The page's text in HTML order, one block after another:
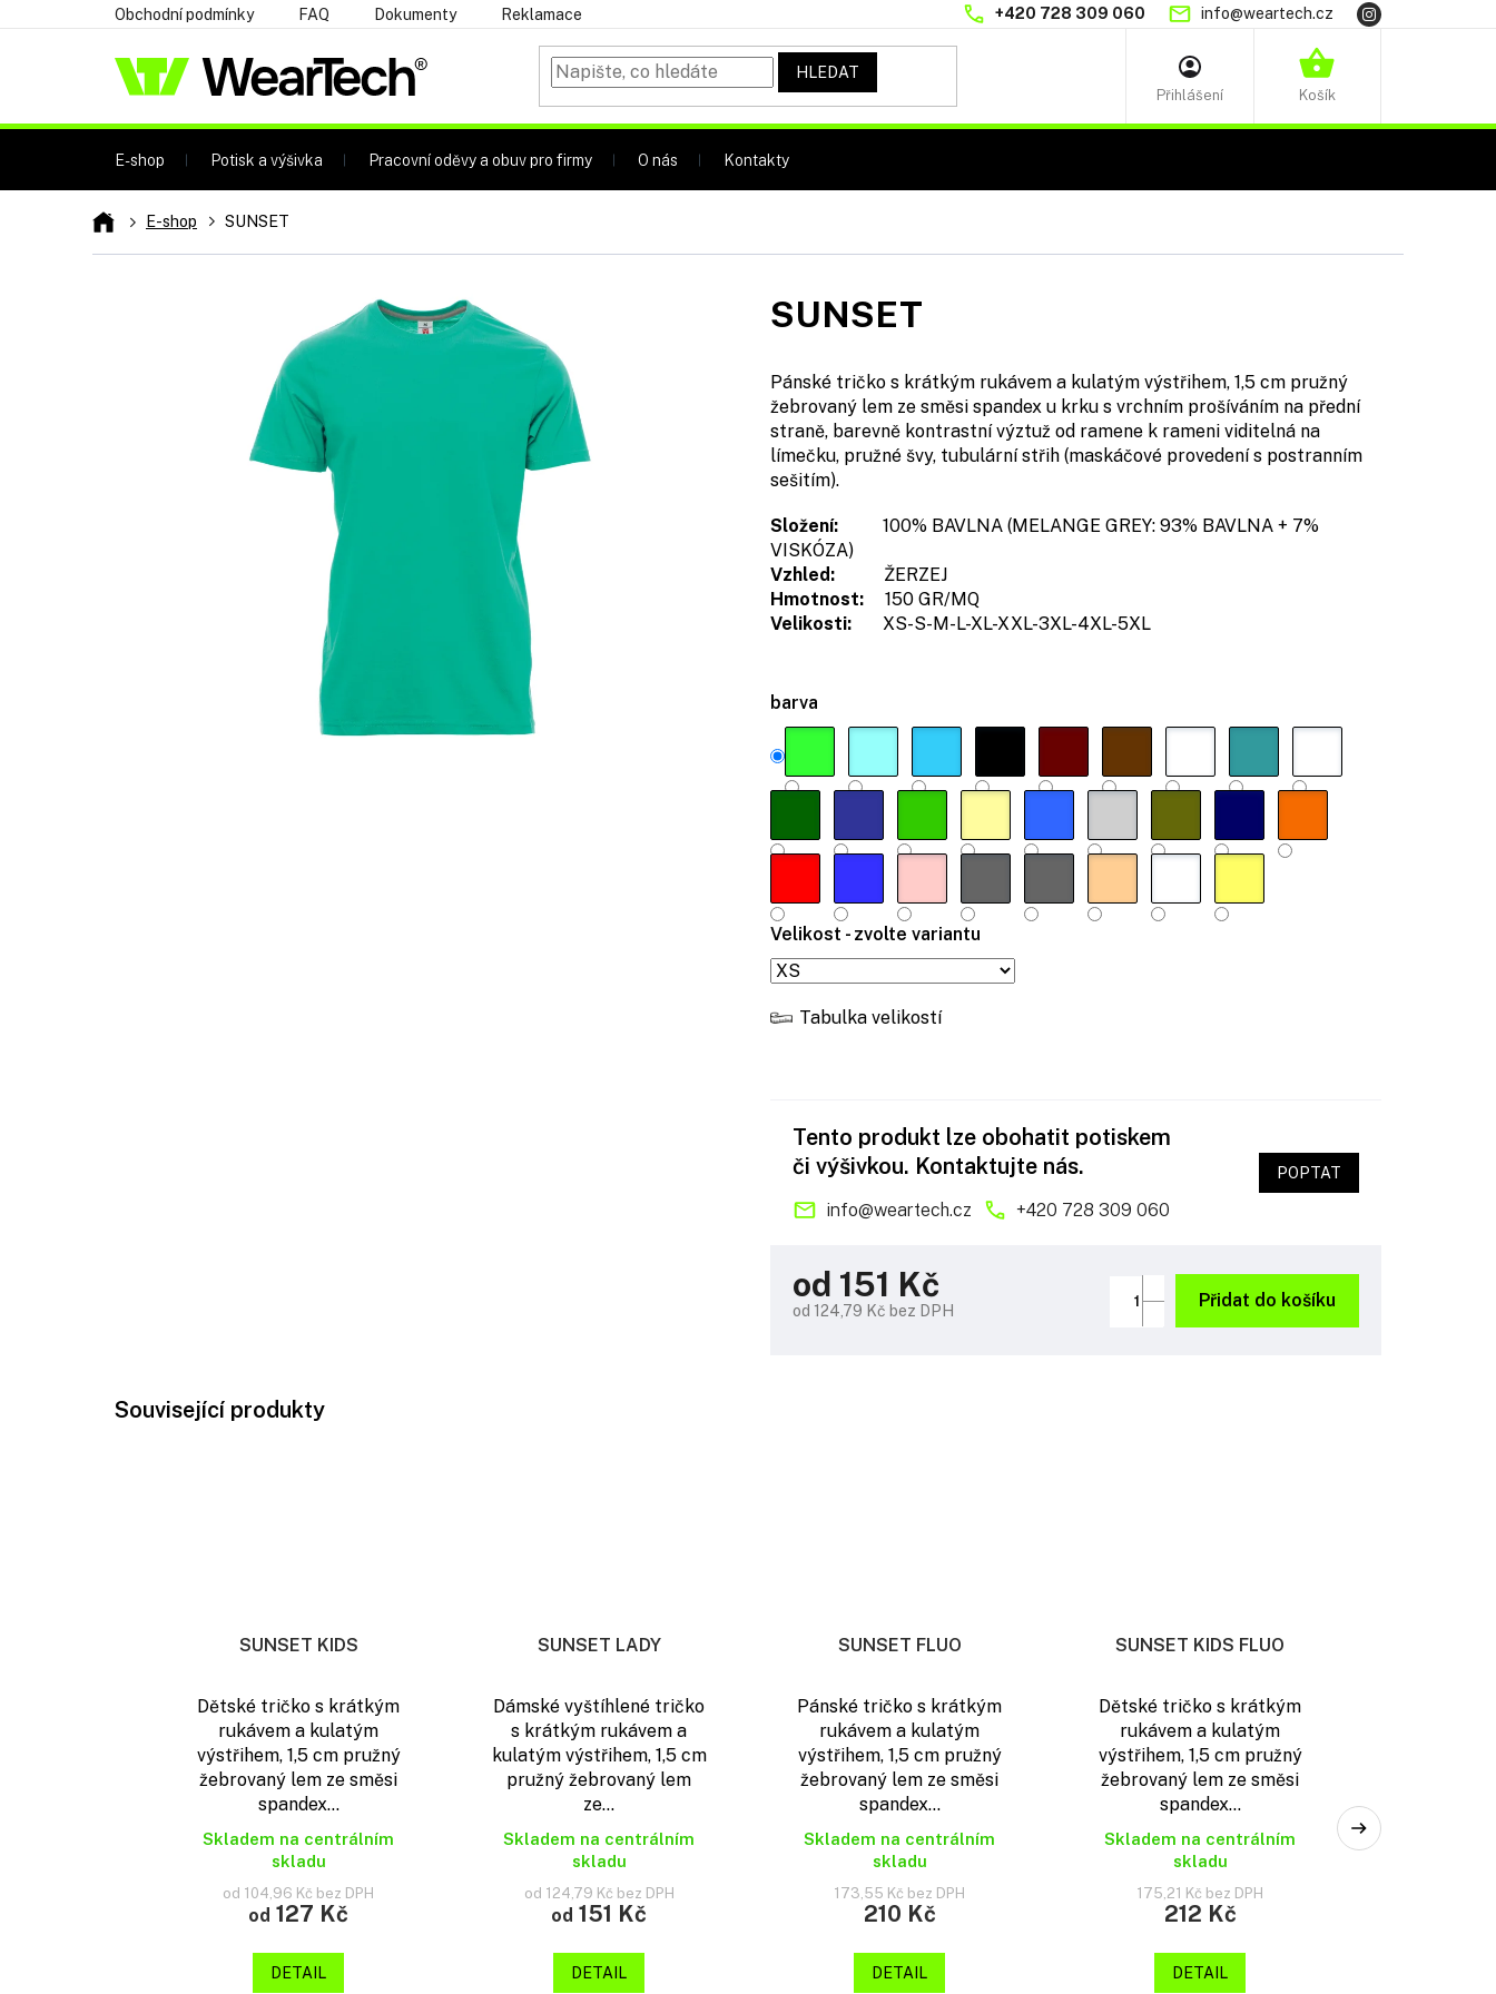
na
+420 728 309 060 info@weartech.cz
Obchodní podmínky FAQ Dokumenty Reklamace
HLEDAT
NÁKUPNÍ
E-shop Potisk a výšivka Pracovní oděvy a obuv pro firmy O nás Kontakty
DomůE-shop SUNSET
barva
Velikost - zvolte variantu
Tabulka velikostí
Pánské tričko s krátkým rukávem a kulatým výstřihem, 1,5 cm pružný
žebrovaný lem ze směsi spandex u krku s vrchním prošíváním na přední
straně, barevně kontrastní výztuž od ramene k rameni viditelná na
límečku, pružné švy, tubulární střih (maskáčové provedení s postranním
sešitím).
Složení: 100% BAVLNA (MELANGE GREY: 93% BAVLNA + 7%
VISKÓZA)
Vzhled:
ŽERZEJ
Hmotnost:
150 GR/MQ
Velikosti:
XS-S-M-L-XL-XXL-3XL-4XL-5XL
SUNSET
od 151 Kč
od 124,79 Kč bez DPH
Přidat do košíku
Tento produkt lze obohatit potiskem
či výšivkou. Kontaktujte nás.
info@weartech.cz +420 728 309 060
POPTAT
Související produkty
SUNSET KIDS
Dětské tričko s krátkým
rukávem a kulatým
výstřihem, 1,5 cm pružný
žebrovaný lem ze směsi
spandex...
Skladem na centrálním
skladu
od 104,96 Kč bez DPH
od 127 Kč
DETAIL
SUNSET LADY
Dámské vyštíhlené tričko
s krátkým rukávem a
kulatým výstřihem, 1,5 cm
pružný žebrovaný lem
ze...
Skladem na centrálním
skladu
od 124,79 Kč bez DPH
od 151 Kč
DETAIL
SUNSET FLUO
Pánské tričko s krátkým
rukávem a kulatým
výstřihem, 1,5 cm pružný
žebrovaný lem ze směsi
spandex...
Skladem na centrálním
skladu
173,55 Kč bez DPH
210 Kč
DETAIL
SUNSET KIDS FLUO
Dětské tričko s krátkým
rukávem a kulatým
výstřihem, 1,5 cm pružný
žebrovaný lem ze směsi
spandex...
Skladem na centrálním
skladu
175,21 Kč bez DPH
212 Kč
DETAIL